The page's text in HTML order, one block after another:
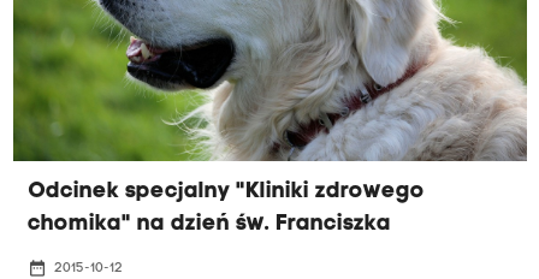
Odcinek specjalny "Kliniki zdrowego
chomika" na dzień św. Franciszka
date_range 2015-10-12